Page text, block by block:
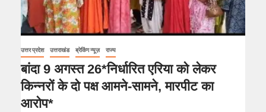
उत्तर प्रदेश उत्तराखंड ब्रेकिंग न्यूज़ राज्य
बांदा 9 अगस्त 26*निर्धारित एरिया को लेकर
किन्नरों के दो पक्ष आमने-सामने, मारपीट का
आरोप*